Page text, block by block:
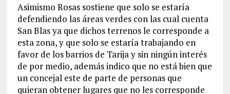
Asimismo Rosas sostiene que solo se estaría
defendiendo las áreas verdes con las cual cuenta
San Blas ya que dichos terrenos le corresponde a
esta zona, y que solo se estaría trabajando en
favor de los barrios de Tarija y sin ningún interés
de por medio, además indico que no está bien que
un concejal este de parte de personas que
quieran obtener lugares que no les corresponde